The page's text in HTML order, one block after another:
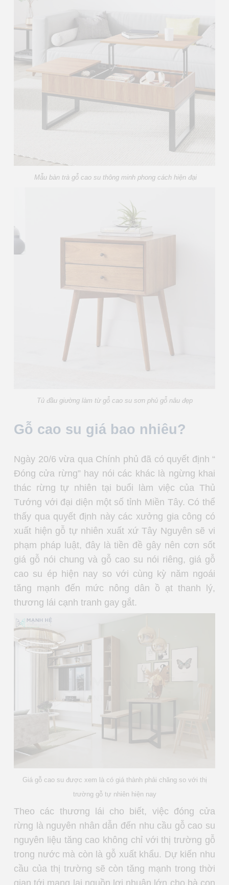
Mẫu bàn trà gỗ cao su thông minh phong cách hiện đại
Tủ đầu giường làm từ gỗ cao su sơn phủ gỗ nâu đẹp
Gỗ cao su giá bao nhiêu?
Ngày 20/6 vừa qua Chính phủ đã có quyết định “
Đóng cửa rừng” hay nói các khác là ngừng khai
thác rừng tự nhiên tại buổi làm việc của Thủ
Tướng với đại diện một số tỉnh Miền Tây. Có thể
thấy qua quyết định này các xưởng gia công có
xuất hiện gỗ tự nhiên xuất xứ Tây Nguyên sẽ vi
phạm pháp luật, đây là tiền đề gây nên cơn sốt
giá gỗ nói chung và gỗ cao su nói riêng, giá gỗ
cao su ép hiện nay so với cùng kỳ năm ngoái
tăng mạnh đến mức nông dân ồ ạt thanh lý,
thương lái cạnh tranh gay gắt.
Giá gỗ cao su được xem là có giá thành phải chăng so với thị
trường gỗ tự nhiên hiện nay
Theo các thương lái cho biết, việc đóng cửa
rừng là nguyên nhân dẫn đến nhu cầu gỗ cao su
nguyên liệu tăng cao không chỉ với thị trường gỗ
trong nước mà còn là gỗ xuất khẩu. Dự kiến nhu
cầu của thị trường sẽ còn tăng mạnh trong thời